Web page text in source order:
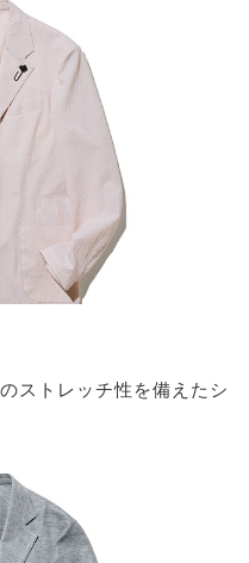
ストレッチ性を備えたシ